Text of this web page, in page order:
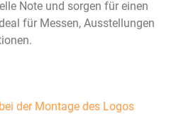
Note und sorgen für einen
für Messen, Ausstellungen